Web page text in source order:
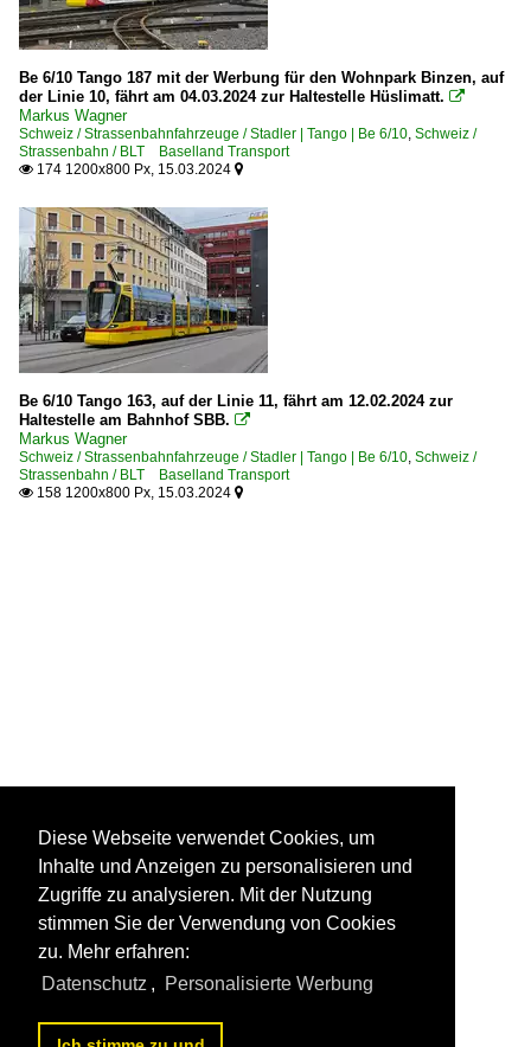
Be 6/10 Tango 187 mit der Werbung für den Wohnpark Binzen, auf
der Linie 10, fährt am 04.03.2024 zur Haltestelle Hüslimatt. 
Markus Wagner
Schweiz / Strassenbahnfahrzeuge / Stadler | Tango | Be 6/10, Schweiz /
Strassenbahn / BLT Baselland Transport
 174 1200x800 Px, 15.03.2024 
Be 6/10 Tango 163, auf der Linie 11, fährt am 12.02.2024 zur
Haltestelle am Bahnhof SBB. 
Markus Wagner
Schweiz / Strassenbahnfahrzeuge / Stadler | Tango | Be 6/10, Schweiz /
Strassenbahn / BLT Baselland Transport
 158 1200x800 Px, 15.03.2024 
Diese Webseite verwendet Cookies, um
Inhalte und Anzeigen zu personalisieren und
Zugriffe zu analysieren. Mit der Nutzung
stimmen Sie der Verwendung von Cookies
zu. Mehr erfahren:
Datenschutz , Personalisierte Werbung